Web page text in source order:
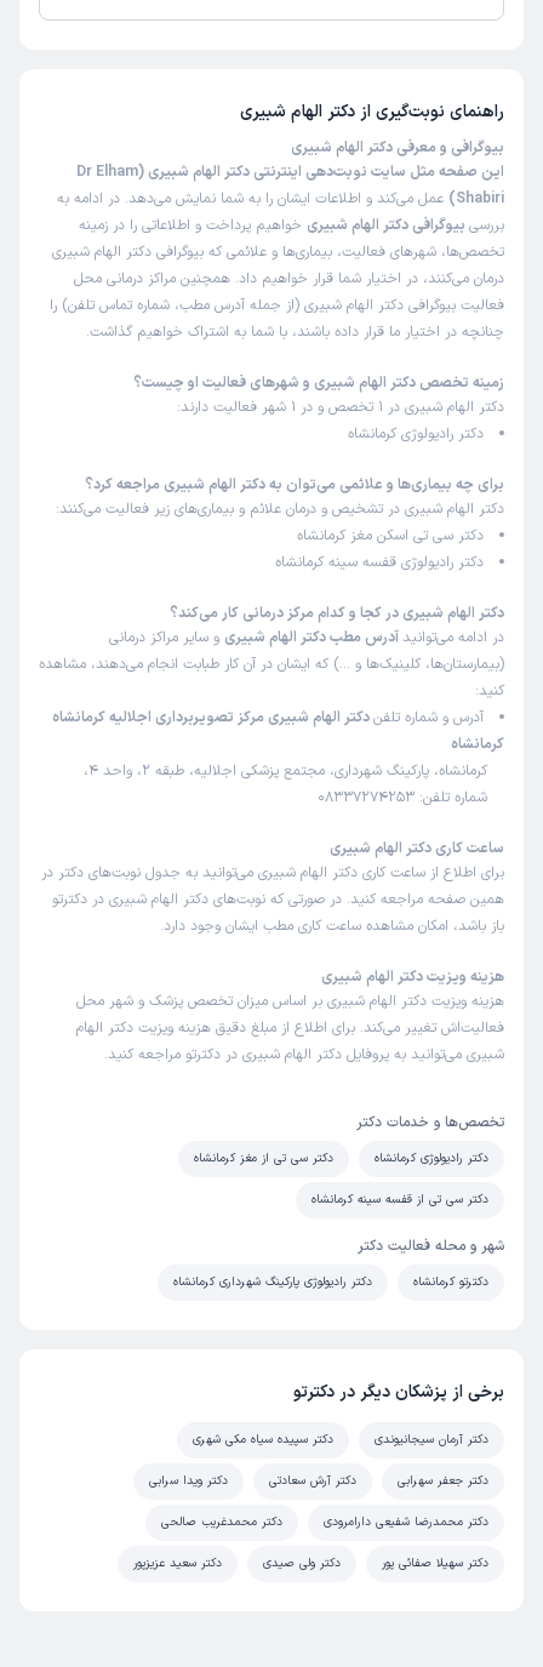
راهنمای نوبت‌گیری از دکتر الهام شبیری
بیوگرافی و معرفی دکتر الهام شبیری
این صفحه مثل سایت نوبت‌دهی اینترنتی دکتر الهام شبیری (Dr Elham
Shabiri)
عمل می‌کند و اطلاعات ایشان را به شما نمایش می‌دهد. در ادامه به
بررسی بیوگرافی دکتر الهام شبیری خواهیم پرداخت و اطلاعاتی را در زمینه
تخصص‌ها، شهرهای فعالیت، بیماری‌ها و علائمی که بیوگرافی دکتر الهام شبیری
درمان می‌کنند، در اختیار شما قرار خواهیم داد. همچنین مراکز درمانی محل
فعالیت بیوگرافی دکتر الهام شبیری (از جمله آدرس مطب، شماره تماس تلفن) را
چنانچه در اختیار ما قرار داده باشند، با شما به اشتراک خواهیم گذاشت.
زمینه تخصص دکتر الهام شبیری و شهرهای فعالیت او چیست؟
دکتر الهام شبیری در 1 تخصص و در 1 شهر فعالیت دارند:
دکتر رادیولوژی کرمانشاه
برای چه بیماری‌ها و علائمی می‌توان به دکتر الهام شبیری مراجعه کرد؟
دکتر الهام شبیری در تشخیص و درمان علائم و بیماری‌های زیر فعالیت می‌کنند:
دکتر سی تی اسکن مغز کرمانشاه
دکتر رادیولوژی قفسه سینه کرمانشاه
دکتر الهام شبیری در کجا و کدام مرکز درمانی کار می‌کند؟
در ادامه می‌توانید آدرس مطب دکتر الهام شبیری و سایر مراکز درمانی
(بیمارستان‌ها، کلینیک‌ها و …) که ایشان در آن کار طبابت انجام می‌دهند، مشاهده
کنید:
آدرس و شماره تلفندکتر الهام شبیری مرکز تصویربرداری اجلالیه کرمانشاه
کرمانشاه
کرمانشاه، پارکینگ شهرداری، مجتمع پزشکی اجلالیه، طبقه 2، واحد 4،
شماره تلفن: 08337274253
ساعت کاری دکتر الهام شبیری
برای اطلاع از ساعت کاری دکتر الهام شبیری می‌توانید به جدول نوبت‌های دکتر در
همین صفحه مراجعه کنید. در صورتی که نوبت‌های دکتر الهام شبیری در دکترتو
باز باشد، امکان مشاهده ساعت کاری مطب ایشان وجود دارد.
هزینه ویزیت دکتر الهام شبیری
هزینه ویزیت دکتر الهام شبیری بر اساس میزان تخصص پزشک و شهر محل
فعالیت‌اش تغییر می‌کند. برای اطلاع از مبلغ دقیق هزینه ویزیت دکتر الهام
شبیری می‌توانید به پروفایل دکتر الهام شبیری در دکترتو مراجعه کنید.
تخصص‌ها و خدمات دکتر
دکتر رادیولوژی کرمانشاه دکتر سی تی از مغز کرمانشاه
دکتر سی تی از قفسه سینه کرمانشاه
شهر و محله فعالیت دکتر
دکترتو کرمانشاه دکتر رادیولوژی پارکینگ شهرداری کرمانشاه
برخی از پزشکان دیگر در دکترتو
دکتر آرمان سیجانیوندی دکتر سپیده سیاه مکی شهری
دکتر جعفر سهرابی دکتر آرش سعادتی دکتر ویدا سرابی
دکتر محمدرضا شفیعی دارامرودی دکتر محمدغریب صالحی
دکتر سهیلا صفائی پور دکتر ولی صیدی دکتر سعید عزیزپور